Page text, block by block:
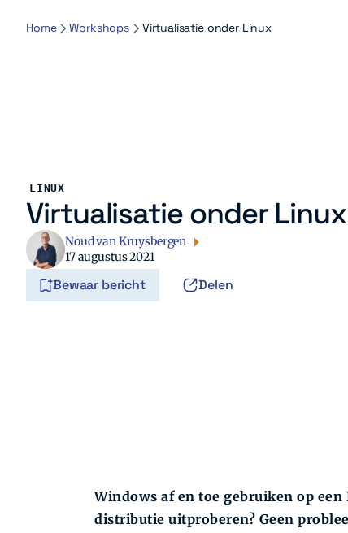
Home Workshops Virtualisatie onder Linux
LINUX
Virtualisatie onder Linux
Noud van Kruysbergen
17 augustus 2021
Bewaar bericht Delen
Windows af en toe gebruiken op
distributie uitproberen? Geen